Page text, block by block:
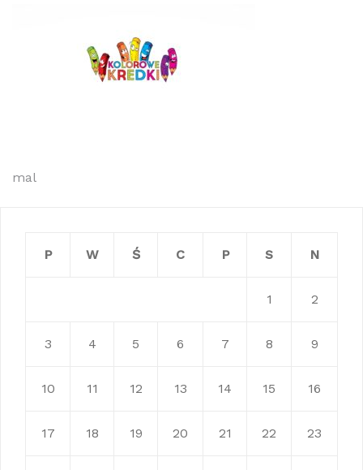
Nawigacja
mal
P W Ś C P S N
1 2
3 4 5 6 7 8 9
10 11 12 13 14 15 16
17 18 19 20 21 22 23